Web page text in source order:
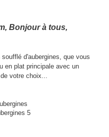
Bonjour à tous,
d'aubergines, que vous
en plat principale avec un
votre choix...